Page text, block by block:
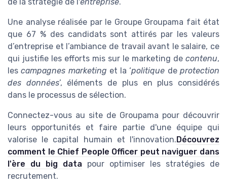
Une analyse réalisée par le Groupe Groupama fait état
que 67 % des candidats sont attirés par les valeurs
d’entreprise et l’ambiance de travail avant le salaire, ce
qui justifie les efforts mis sur le marketing de contenu,
lescampagnes marketing et la ‘politique deprotection
des données’, éléments de plus en plus considérés
dans le processus de sélection.
Connectez-vous au site de Groupama pour découvrir
leurs opportunités et faire partie d'une équipe qui
valorise le capital humain et l'innovation.Découvrez
comment le Chief People Officer peut naviguer dans
l'ère du big data pour optimiser les stratégies de
recrutement.